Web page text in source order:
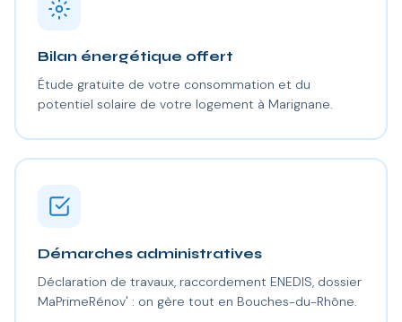
Bilan énergétique offert
Étude gratuite de votre consommation et du
potentiel solaire de votre logement à Marignane.
Démarches administratives
Déclaration de travaux, raccordement ENEDIS, dossier
MaPrimeRénov' : on gère tout en Bouches-du-Rhône.